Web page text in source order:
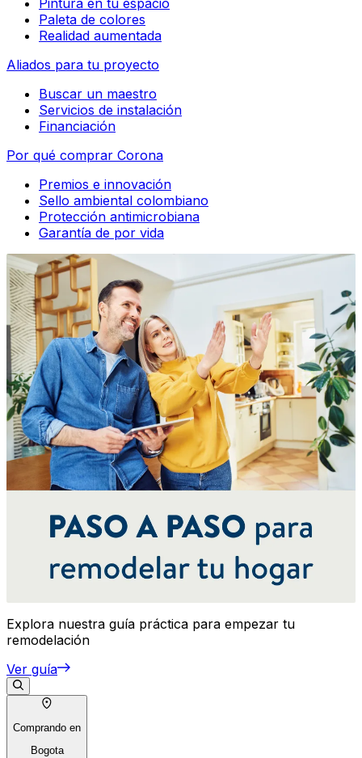
Pintura en tu espacio
Paleta de colores
Realidad aumentada
Aliados para tu proyecto
Buscar un maestro
Servicios de instalación
Financiación
Por qué comprar Corona
Premios e innovación
Sello ambiental colombiano
Protección antimicrobiana
Garantía de por vida
Explora nuestra guía práctica para empezar tu
remodelación
Ver guía
Comprando en
Bogota